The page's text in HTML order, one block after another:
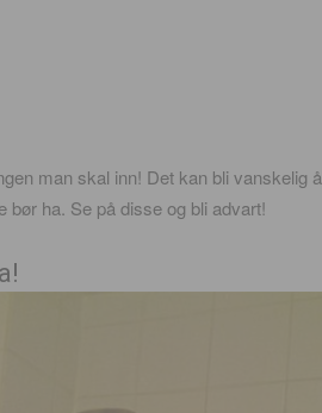
man skal inn! Det kan bli vanskelig å
bør ha. Se på disse og bli advart!